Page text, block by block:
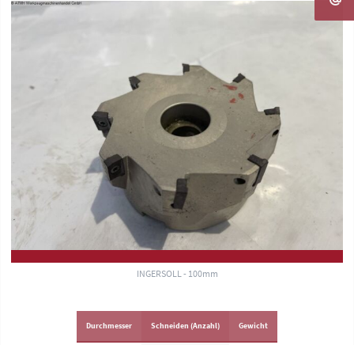
INGERSOLL - 100mm
Durchmesser Schneiden (Anzahl) Gewicht